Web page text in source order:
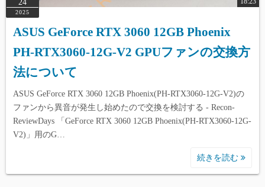
24
2025
ASUS GeForce RTX 3060 12GB Phoenix
PH-RTX3060-12G-V2 GPUファンの交換方
法について
ASUS GeForce RTX 3060 12GB Phoenix(PH-RTX3060-12G-V2)の
ファンから異音が発生し始めたので交換を検討する - Recon-
ReviewDays 「GeForce RTX 3060 12GB Phoenix(PH-RTX3060-12G-
V2)」用のG…
続きを読む